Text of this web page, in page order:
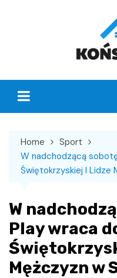
Home
Sport
W nadchodzącą
Świętokrzyskiej I Lidze
W
Play wraca
Mężczyzn w